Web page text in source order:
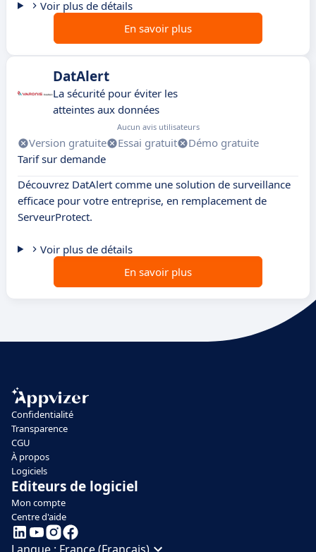
Voir plus de détails
En savoir plus
DatAlert
La sécurité pour éviter les
atteintes aux données
Aucun avis utilisateurs
Version gratuite Essai gratuit
Démo gratuite
Tarif sur demande
Découvrez DatAlert comme une solution de surveillance
efficace pour votre entreprise, en remplacement de
ServeurProtect.
Voir plus de détails
En savoir plus
Confidentialité
Transparence
CGU
À propos
Logiciels
Editeurs de logiciel
Mon compte
Centre d'aide